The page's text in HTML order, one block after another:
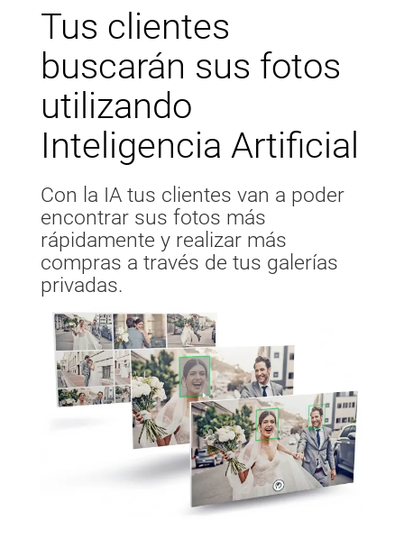
Tus clientes
buscarán sus fotos
utilizando
Inteligencia Artificial
Con la IA tus clientes van a poder
encontrar sus fotos más
rápidamente y realizar más
compras a través de tus galerías
privadas.